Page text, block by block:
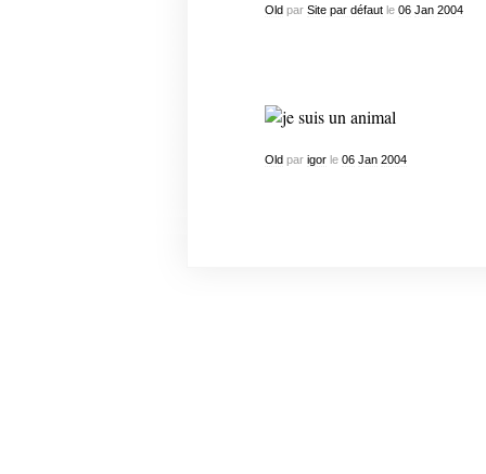
Oldpar Site par défautle 06 Jan 2004
Old par igorle 06 Jan 2004